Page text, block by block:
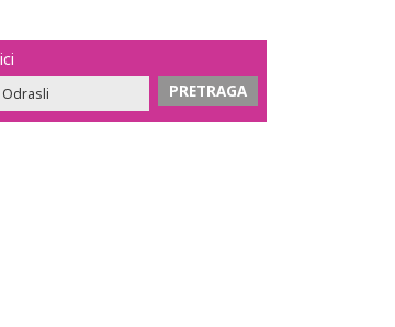
savršeno mesto za
Palermo ima nešto za
ovde!
Odrasli